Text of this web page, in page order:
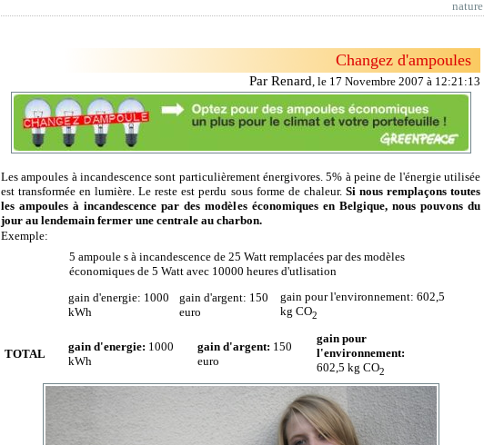
nature
Changez d'ampoules
Par Renard le 17 Novembre 2007 à 12:21:13
Les ampoules à incandescence sont particulièrement énergivores. 5% à peine de l'énergie utilisée
est transformée en lumière. Le reste est perdu sous forme de chaleur. Si nous remplaçons toutes
les ampoules à incandescence par des modèles économiques en Belgique, nous pouvons du
jour au lendemain fermer une centrale au charbon.
Exemple:
5 ampoule s à incandescence de 25 Watt remplacées par des modèles
économiques de 5 Watt avec 10000 heures d'utlisation
gain d'energie: 1000
kWh
gain d'argent: 150
euro
gain pour l'environnement: 602,5
kg CO2
TOTAL
gain d'energie: 1000
kWh
gain d'argent: 150
euro
gain pour
l'environnement:
602,5 kg CO2